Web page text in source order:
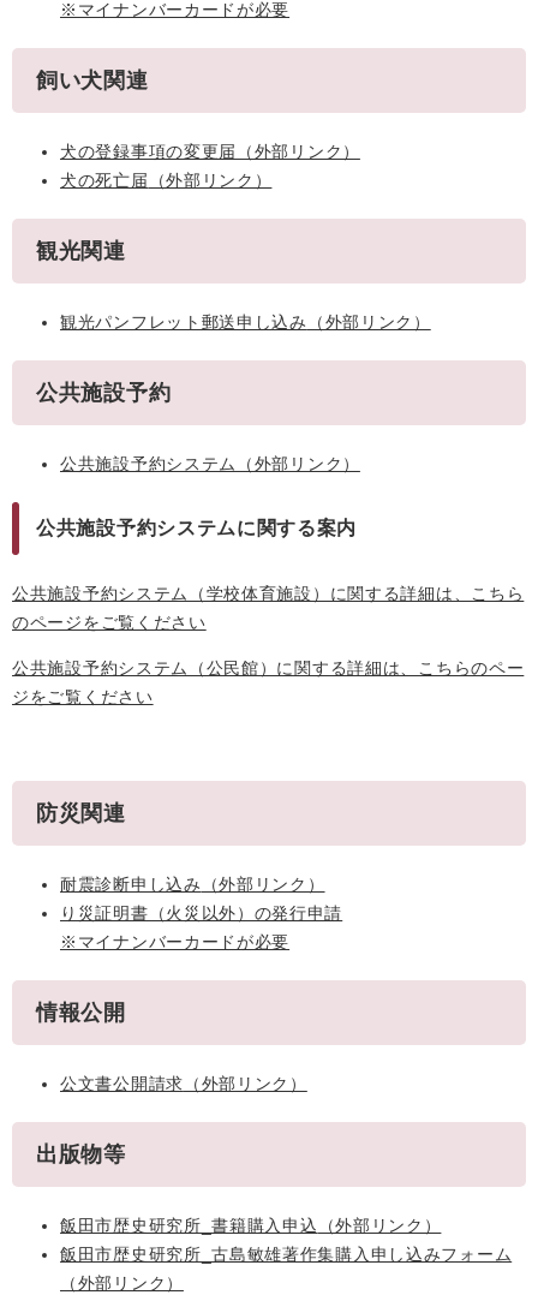
※マイナンバーカードが必要
飼い犬関連
犬の登録事項の変更届
（外部リンク）
犬の死亡届 （外部リンク）
観光関連
観光パンフレット郵送申し込み （外部リンク）
公共施設予約
公共施設予約システム （外部リンク）
公共施設予約システムに関する案内
公共施設予約システム（学校体育施設）に関する詳細は、こちら
のページをご覧ください
公共施設予約システム（公民館）に関する詳細は、こちらのペー
ジをご覧ください
防災関連
耐震診断申し込み
（外部リンク）
り災証明書（火災以外）の発行申請
※マイナンバーカードが必要
情報公開
公文書公開請求 （外部リンク）
出版物等
飯田市歴史研究所_書籍購入申込 （外部リンク）
飯田市歴史研究所_古島敏雄著作集購入申し込みフォーム
（外部リンク）